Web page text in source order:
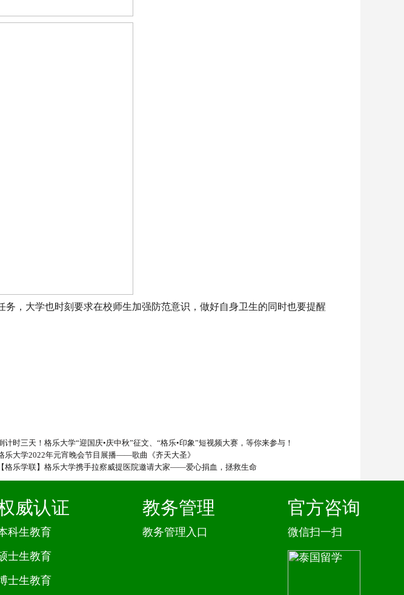
，大学也时刻要求在校师生加强防范意识，做好自身卫生的同时也要提醒
计时三天！格乐大学“迎国庆•庆中秋”征文、“格乐•印象”短视频大赛，等你来参与！
乐大学2022年元宵晚会节目展播——歌曲《齐天大圣》
【格乐学联】格乐大学携手拉察威提医院邀请大家——爱心捐血，拯救生命
威认证
科生教育
士生教育
士生教育
教务管理
教务管理入口
官方咨询
微信扫一扫